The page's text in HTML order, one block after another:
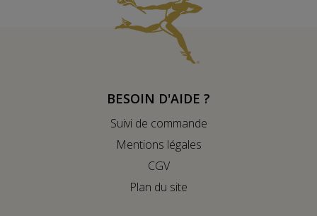
BESOIN D'AIDE ?
Suivi de commande
Mentions légales
CGV
Plan du site